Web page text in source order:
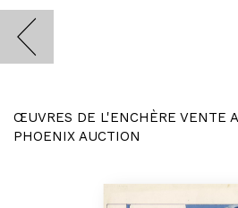
ŒUVRES DE L'ENCHÈRE VENTE
PHOENIX AUCTION